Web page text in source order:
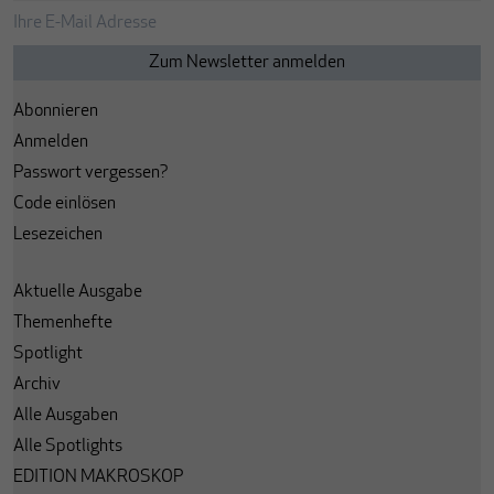
Abonnieren
Anmelden
Passwort vergessen?
Code einlösen
Lesezeichen
Aktuelle Ausgabe
Themenhefte
Spotlight
Archiv
Alle Ausgaben
Alle Spotlights
EDITION MAKROSKOP